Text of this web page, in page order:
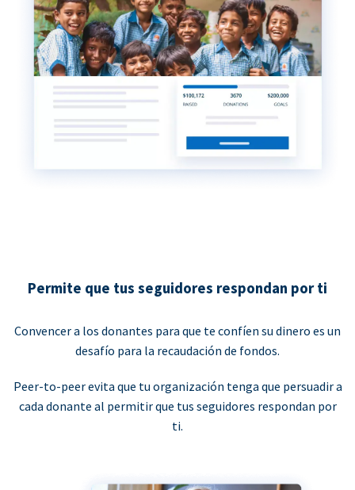
Permite que tus seguidores respondan por ti
Convencer a los donantes para que te confíen su dinero es un
desafío para la recaudación de fondos.
Peer-to-peer evita que tu organización tenga que persuadir a
cada donante al permitir que tus seguidores respondan por
ti.